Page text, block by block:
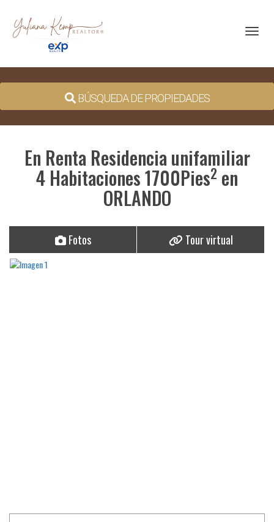
BÚSQUEDA DE PROPIEDADES
En Renta Residencia unifamiliar
4 Habitaciones 1700Pies2 en
ORLANDO
Fotos Tour virtual